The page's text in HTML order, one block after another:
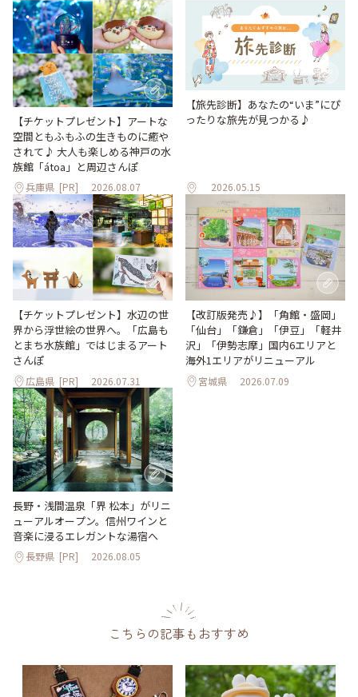
【チケットプレゼント】アートな
空間ともふもふの生きものに癒や
されて♪ 大人も楽しめる神戸の水
族館「átoa」と周辺さんぽ
兵庫県 [PR] 2026.08.07
【旅先診断】あなたの“いま”にぴ
ったりな旅先が見つかる♪
2026.05.15
【チケットプレゼント】水辺の世
界から浮世絵の世界へ。「広島も
とまち水族館」ではじまるアート
さんぽ
広島県 [PR] 2026.07.31
【改訂版発売♪】「角館・盛岡」
「仙台」「鎌倉」「伊豆」「軽井
沢」「伊勢志摩」国内6エリアと
海外1エリアがリニューアル
宮城県 2026.07.09
長野・浅間温泉「界 松本」がリニ
ューアルオープン。信州ワインと
音楽に浸るエレガントな湯宿へ
長野県 [PR] 2026.08.05
こちらの記事もおすすめ